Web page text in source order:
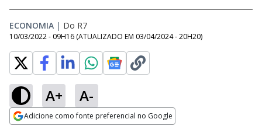
ECONOMIA | Do R7
10/03/2022 - 09H16 (ATUALIZADO EM 03/04/2024 - 20H20)
A+ A-
Adicione como fonte preferencial no Google